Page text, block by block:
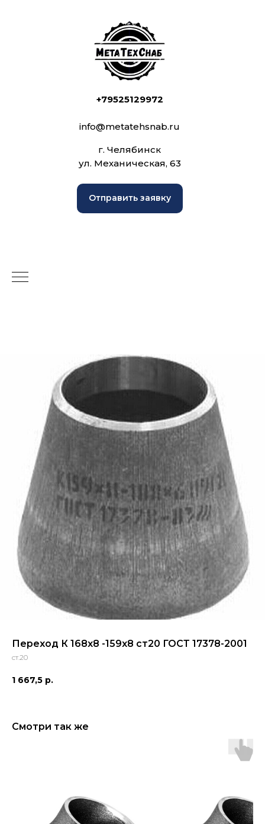
+79525129972
info@metatehsnab.ru
г. Челябинск
ул. Механическая, 63
Отправить заявку
Переход К 168х8 -159х8 ст20 ГОСТ 17378-2001
ст.20
1 667,5 р.
Смотри так же